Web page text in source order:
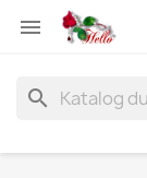

search